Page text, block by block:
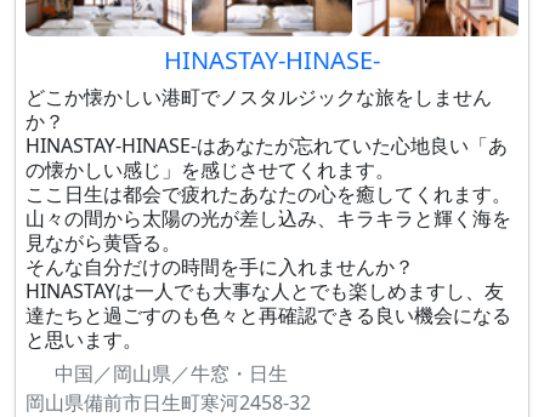
HINASTAY-HINASE-
どこか懐かしい港町でノスタルジックな旅をしません
か？
HINASTAY-HINASE-はあなたが忘れていた心地良い「あ
の懐かしい感じ」を感じさせてくれます。
ここ日生は都会で疲れたあなたの心を癒してくれます。
山々の間から太陽の光が差し込み、キラキラと輝く海を
見ながら黄昏る。
そんな自分だけの時間を手に入れませんか？
HINASTAYは一人でも大事な人とでも楽しめますし、友
達たちと過ごすのも色々と再確認できる良い機会になる
と思います。
中国／岡山県／牛窓・日生
岡山県備前市日生町寒河2458-32